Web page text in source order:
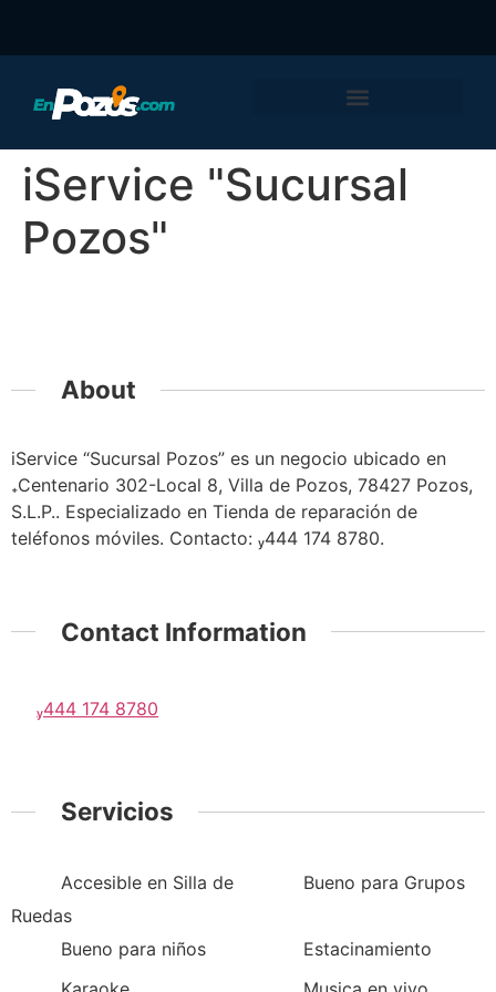
iService "Sucursal
Pozos"
About
iService “Sucursal Pozos” es un negocio ubicado en
Centenario 302-Local 8, Villa de Pozos, 78427 Pozos,
S.L.P.. Especializado en Tienda de reparación de
teléfonos móviles. Contacto: 444 174 8780.
Contact Information
444 174 8780
Servicios
Accesible en Silla de
Ruedas
Bueno para Grupos
Bueno para niños
Estacinamiento